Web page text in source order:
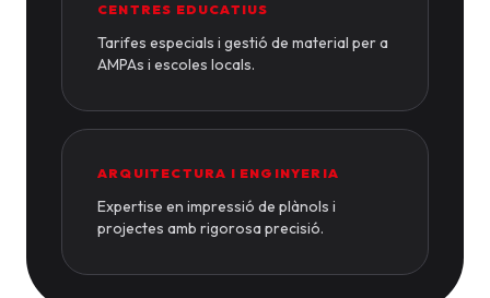
CENTRES EDUCATIUS
Tarifes especials i gestió de material per a
AMPAs i escoles locals.
ARQUITECTURA I ENGINYERIA
Expertise en impressió de plànols i
projectes amb rigorosa precisió.